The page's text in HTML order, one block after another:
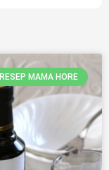
RESEP MAMA HORE